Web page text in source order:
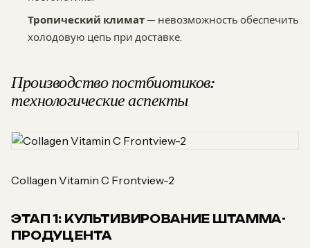
Тропический климат — невозможность обеспечить
холодовую цепь при доставке.
Производство постбиотиков:
технологические аспекты
Collagen Vitamin C Frontview-2
ЭТАП 1: КУЛЬТИВИРОВАНИЕ ШТАММА-
ПРОДУЦЕНТА